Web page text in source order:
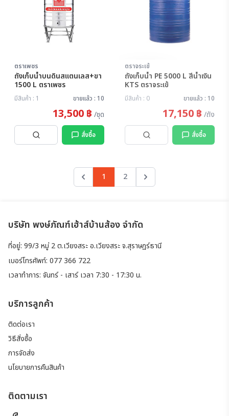
ตราเพชร
ถังเก็บน้ำบนดินสแตนเลส+ขา
1500 L ตราเพชร
มีสินค้า : 1 ขายแล้ว : 10
13,500 ฿ /ชุด
สั่งซื้อ
สินค้าหมด
ตราจระเข้
ถังเก็บน้ำ PE 5000 L สีน้ำเงิน
KTS ตราจระเข้
มีสินค้า : 0 ขายแล้ว : 10
17,150 ฿ /ถัง
สั่งซื้อ
Previous
1 2 Next
บริษัท พงษ์ภัณฑ์เฮ้าส์บ้านส้อง จำกัด
ที่อยู่: 99/3 หมู่ 2 ต.เวียงสระ อ.เวียงสระ จ.สุราษฎร์ธานี
เบอร์โทรศัพท์: 077 366 722
เวลาทำการ: จันทร์ - เสาร์ เวลา 7:30 - 17:30 น.
บริการลูกค้า
ติดต่อเรา
วิธีสั่งซื้อ
การจัดส่ง
นโยบายการคืนสินค้า
ติดตามเรา